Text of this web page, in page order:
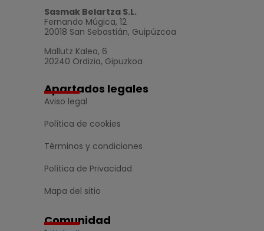
Sasmak Belartza S.L.
Fernando Múgica, 12
20018 San Sebastián, Guipúzcoa
Mallutz Kalea, 6
20240 Ordizia, Gipuzkoa
Apartados legales
Aviso legal
Política de cookies
Términos y condiciones
Política de Privacidad
Mapa del sitio
Comunidad